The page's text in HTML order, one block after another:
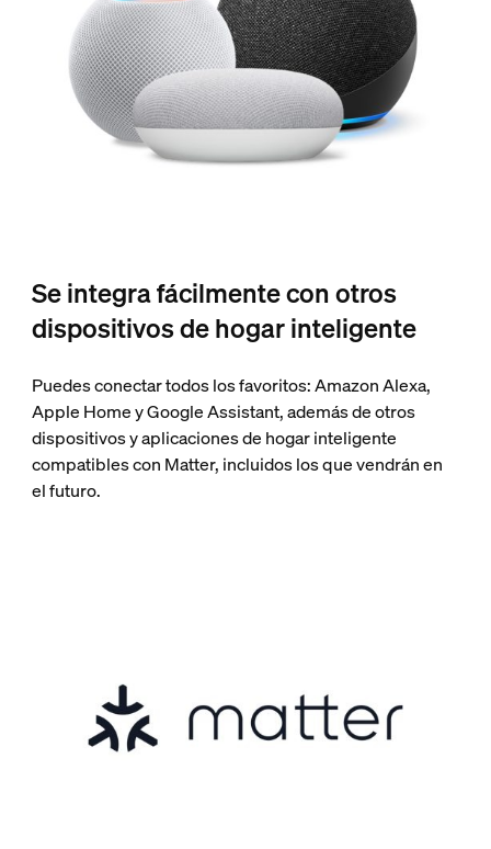
Se integra fácilmente con otros
dispositivos de hogar inteligente
Puedes conectar todos los favoritos: Amazon Alexa,
Apple Home y Google Assistant, además de otros
dispositivos y aplicaciones de hogar inteligente
compatibles con Matter, incluidos los que vendrán en
el futuro.